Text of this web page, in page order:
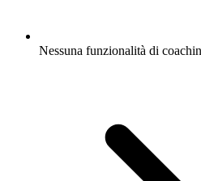
Nessuna funzionalità di